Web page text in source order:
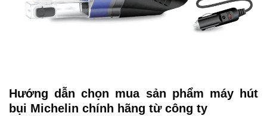
Hướng dẫn chọn mua sản phẩm máy hút
bụi Michelin chính hãng từ công ty